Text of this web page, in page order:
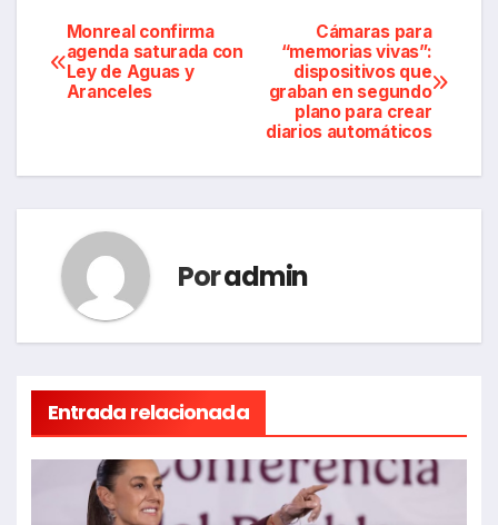
Navegación
de
Cámaras para
“memorias vivas”:
dispositivos que
graban en segundo
plano para crear
diarios automáticos
Monreal confirma
agenda saturada con
Ley de Aguas y
Aranceles
Poradmin
Entrada relacionada